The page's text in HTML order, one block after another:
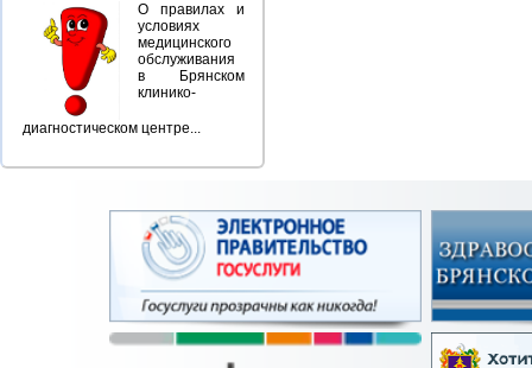
О правилах и
условиях
медицинского
обслуживания
в Брянском
клинико-
диагностическом центре...